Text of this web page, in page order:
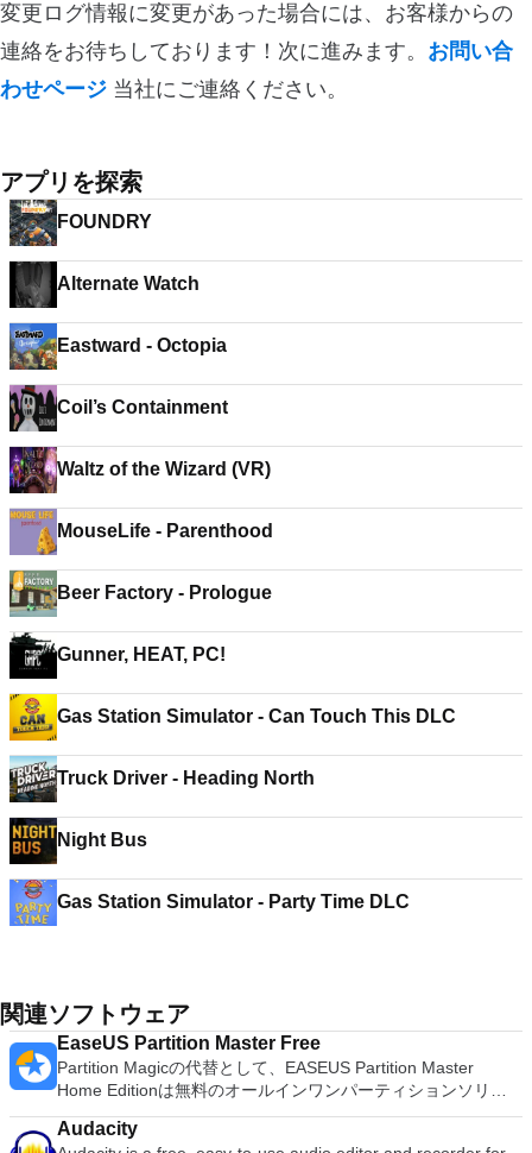
変更ログ情報に変更があった場合には、お客様からの
連絡をお待ちしております！次に進みます。 お問い合
わせページ 当社にご連絡ください。
アプリを探索
FOUNDRY
Alternate Watch
Eastward - Octopia
Coil’s Containment
Waltz of the Wizard (VR)
MouseLife - Parenthood
Beer Factory - Prologue
Gunner, HEAT, PC!
Gas Station Simulator - Can Touch This DLC
Truck Driver - Heading North
Night Bus
Gas Station Simulator - Party Time DLC
関連ソフトウェア
EaseUS Partition Master Free
Partition Magicの代替として、EASEUS Partition Master
Home Editionは無料のオールインワンパーティションソリュ
ーションおよびディスク管理ユーティリティです。パーティシ
ョンの拡張（特にシステムドライブ用）、ディスク領域の管
Audacity